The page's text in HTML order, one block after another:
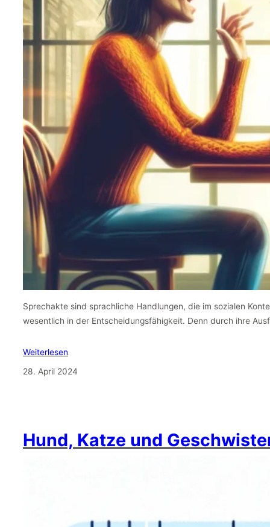
Sprechakte sind sprachliche Handlungen, die im sozialen
wesentlich in der Entscheidungsfähigkeit. Denn durch ihre
Weiterlesen
28. April 2024
Hund, Katze und